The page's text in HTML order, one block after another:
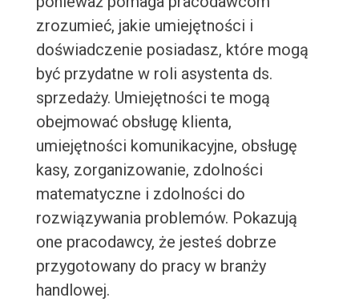
zrozumieć, jakie umiejętności i
doświadczenie posiadasz, które mogą
być przydatne w roli asystenta ds.
sprzedaży. Umiejętności te mogą
obejmować obsługę klienta,
umiejętności komunikacyjne, obsługę
kasy, zorganizowanie, zdolności
matematyczne i zdolności do
rozwiązywania problemów. Pokazują
one pracodawcy, że jesteś dobrze
przygotowany do pracy w branży
handlowej.